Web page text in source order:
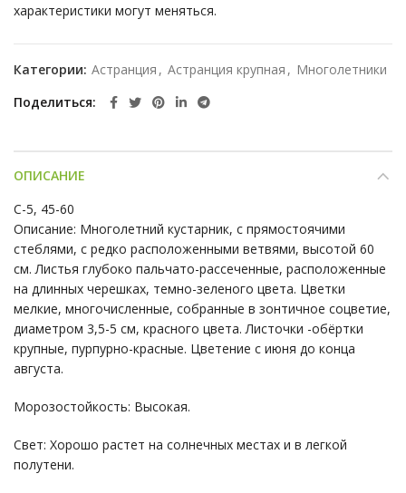
характеристики могут меняться.
Категории: Астранция , Астранция крупная , Многолетники
Поделиться
ОПИСАНИЕ
C-5, 45-60
Описание: Многолетний кустарник, с прямостоячими
стеблями, с редко расположенными ветвями, высотой 60
см. Листья глубоко пальчато-рассеченные, расположенные
на длинных черешках, темно-зеленого цвета. Цветки
мелкие, многочисленные, собранные в зонтичное соцветие,
диаметром 3,5-5 см, красного цвета. Листочки -обёртки
крупные, пурпурно-красные. Цветение с июня до конца
августа.
Морозостойкость: Высокая.
Свет: Хорошо растет на солнечных местах и в легкой
полутени.